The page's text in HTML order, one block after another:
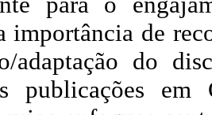
importância de
adaptação do
publicações em